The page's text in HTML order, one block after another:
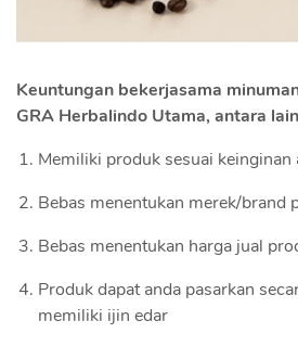
Keuntungan bekerjasama
GRA Herbalindo Utama, antara
Memiliki produk sesuai keinginan
Bebas menentukan merek/brand
Bebas menentukan harga jual
Produk dapat anda pasarkan
memiliki ijin edar